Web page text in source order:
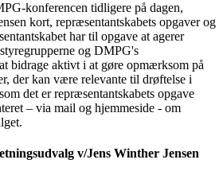
konferencen tidligere på dagen,
kort, repræsentantskabets opgaver og
har til opgave at agerer
og DMPG's
bidrage aktivt i at gøre opmærksom på
der kan være relevante til drøftelse i
det er repræsentantskabets opgave
– via mail og hjemmeside - om
v/Jens Winther Jensen